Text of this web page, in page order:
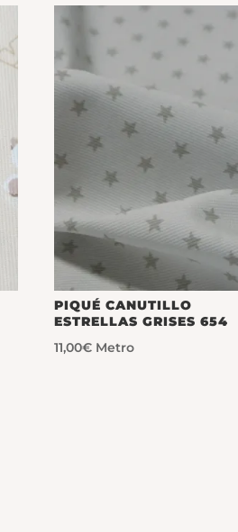
PIQUÉ CANUTILLO
ESTRELLAS GRISES 654
11,00€ Metro